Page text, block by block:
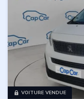
VOITURE VENDUE